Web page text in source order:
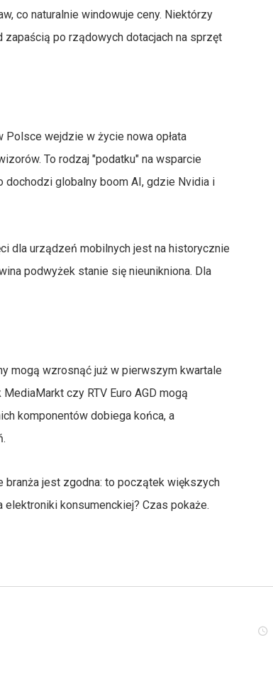
co naturalnie windowuje ceny. Niektórzy
po rządowych dotacjach na sprzęt
Polsce wejdzie w życie nowa opłata
To rodzaj "podatku" na wsparcie
dochodzi globalny boom AI, gdzie Nvidia i
dla urządzeń mobilnych jest na historycznie
podwyżek stanie się nieunikniona. Dla
mogą wzrosnąć już w pierwszym kwartale
czy RTV Euro AGD mogą
komponentów dobiega końca, a
branża jest zgodna: to początek większych
konsumenckiej? Czas pokaże.